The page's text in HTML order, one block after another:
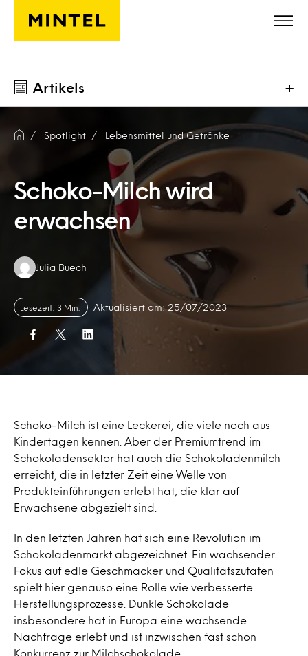
Skip to main content
Artikels +
Spotlight Lebensmittel und Getränke
Schoko-Milch wird
erwachsen
Authors:
Julia Buech
Lesezeit: 3 Min. Aktualisiert am: 25/07/2023
Schoko-Milch ist eine Leckerei, die viele noch aus
Kindertagen kennen. Aber der Premiumtrend im
Schokoladensektor hat auch die Schokoladenmilch
erreicht, die in letzter Zeit eine Welle von
Produkteinführungen erlebt hat, die klar auf
Erwachsene abgezielt sind.
In den letzten Jahren hat sich eine Revolution im
Schokoladenmarkt abgezeichnet. Ein wachsender
Fokus auf edle Geschmäcker und Qualitätszutaten
spielt hier genauso eine Rolle wie verbesserte
Herstellungsprozesse. Dunkle Schokolade
insbesondere hat in Europa eine wachsende
Nachfrage erlebt und ist inzwischen fast schon
Konkurrenz zur Milchschokolade.